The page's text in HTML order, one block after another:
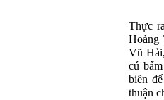
Thực
Hoàng
Vũ
cú
biên
thuận